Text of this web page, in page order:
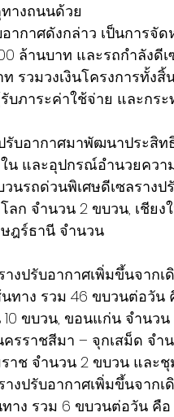
างถนนด้วย
ากาศดังกล่าว เป็นการจั
ล้านบาท และรถกำลังดี
รวมวงเงินโครงการทั้ง
รับภาระค่าใช้จ่าย และกร
บอากาศมาพัฒนาประสิ
น และอุปกรณ์อำนวยคว
นรถด่วนพิเศษดีเซลราง
ลก จำนวน 2 ขบวน, เชีย
ฎร์ธานี จำนวน
งปรับอากาศเพิ่มขึ้นจากเ
นทาง รวม 46 ขบวนต่อวั
ขบวน, ขอนแก่น จำนว
รราชสีมา – จุกเสม็ด จำ
าช จำนวน 2 ขบวน และ
งปรับอากาศเพิ่มขึ้นจากเ
าง รวม 6 ขบวนต่อวัน คื